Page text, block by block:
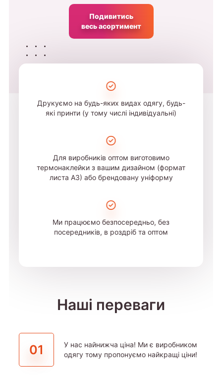
Подивитись
весь асортимент
Друкуємо на будь-яких видах одягу, будь-
які принти (у тому числі індивідуальні)
Для виробників оптом виготовимо
термонаклейки з вашим дизайном (формат
листа А3) або брендовану уніформу
Ми працюємо безпосередньо, без
посередників, в роздріб та оптом
Наші переваги
01
У нас найнижча ціна! Ми є виробником
одягу тому пропонуємо найкращі ціни!